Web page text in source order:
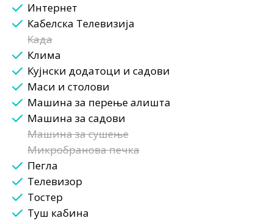
Интернет
Кабелска Телевизија
Када
Клима
Кујнски додатоци и садови
Маси и столови
Машина за перење алишта
Машина за садови
Машина за сушење
Микробранова печка
Пегла
Телевизор
Тостер
Туш кабина